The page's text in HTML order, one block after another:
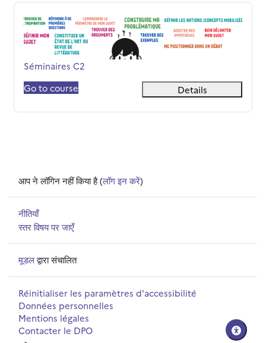
Séminaires C2
पाठ्यक्रम का नाम
Séminaires C2
Go to course
Details
आप ने लॉगिन नहीं किया है (लॉग इन करें)
नीतियाँ
स्तर विषय पर जाएँ
मूडलद्वारा संचालित
Réinitialiser les paramètres d'accessibilité
Données personnelles
Mentions légales
Contacter le DPO